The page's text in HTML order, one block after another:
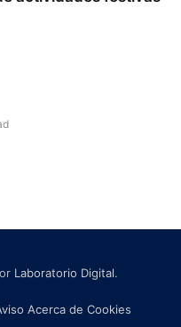
Laboratorio Digital.
Acerca de Cookies